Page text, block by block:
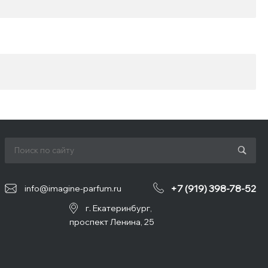
info@imagine-parfum.ru +7 (919) 398-78-52
г. Екатеринбург,
проспект Ленина, 25